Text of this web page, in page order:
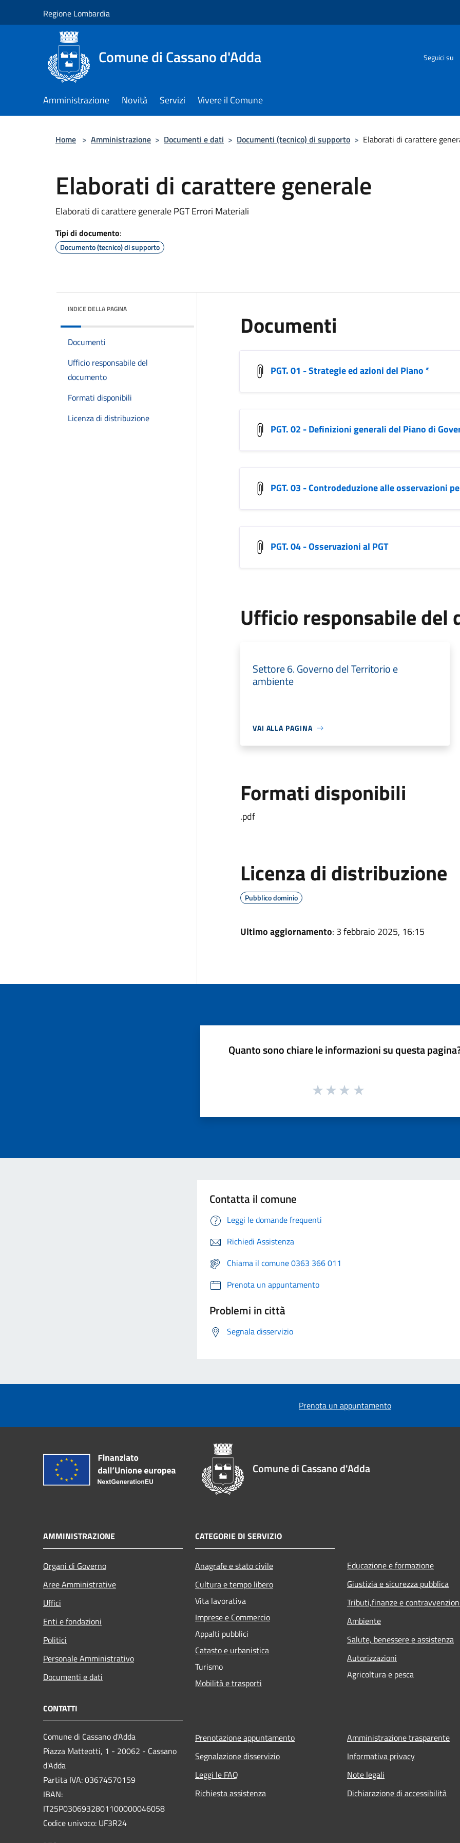
Regione Lombardia
Comune di Cassano d'Adda Seguici su
Amministrazione Novità Servizi Vivere il Comune
Home > Amministrazione > Documenti e dati > Documenti (tecnico) di supporto > Elaborati di carattere
Elaborati di carattere generale
Elaborati di carattere generale PGT Errori Materiali
Tipi di documento:
Documento (tecnico) di supporto
INDICE DELLA PAGINA
Documenti
Ufficio responsabile del
documento
Formati disponibili
Licenza di distribuzione
Documenti
PGT. 01 - Strategie ed azioni del Piano *
PGT. 02 - Definizioni generali del Piano di
PGT. 03 - Controdeduzione alle osservazioni
PGT. 04 - Osservazioni al PGT
Ufficio responsabile del
Settore 6. Governo del Territorio e
ambiente
VAI ALLA PAGINA
Formati disponibili
.pdf
Licenza di distribuzione
Pubblico dominio
Ultimo aggiornamento: 3 febbraio 2025, 16:15
Quanto sono chiare le informazioni su questa
Contatta il comune
Leggi le domande frequenti
Richiedi Assistenza
Chiama il comune 0363 366 011
Prenota un appuntamento
Problemi in città
Segnala disservizio
Prenota un appuntamento
Comune di Cassano d'Adda
AMMINISTRAZIONE
Organi di Governo
Aree Amministrative
Uffici
Enti e fondazioni
Politici
Personale Amministrativo
Documenti e dati
CATEGORIE DI SERVIZIO
Anagrafe e stato civile
Cultura e tempo libero
Vita lavorativa
Imprese e Commercio
Appalti pubblici
Catasto e urbanistica
Turismo
Mobilità e trasporti
Educazione e formazione
Giustizia e sicurezza pubblica
Tributi,finanze e
Ambiente
Salute, benessere e assistenza
Autorizzazioni
Agricoltura e pesca
CONTATTI
Comune di Cassano d'Adda
Piazza Matteotti, 1 - 20062 - Cassano
d'Adda
Partita IVA: 03674570159
IBAN:
IT25P0306932801100000046058
Codice univoco: UF3R24
Prenotazione appuntamento
Segnalazione disservizio
Leggi le FAQ
Richiesta assistenza
Amministrazione trasparente
Informativa privacy
Note legali
Dichiarazione di accessibilità